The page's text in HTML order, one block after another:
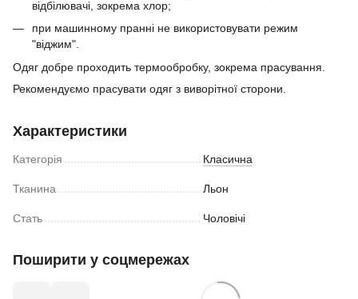
відбілювачі, зокрема хлор;
​при машинному пранні не використовувати режим
"віджим".
Одяг добре проходить термообробку, зокрема прасування.
Рекомендуємо прасувати одяг з виворітної сторони.
Характеристики
Категорія Класична
Тканина Льон
Стать Чоловічі
Поширити у соцмережах